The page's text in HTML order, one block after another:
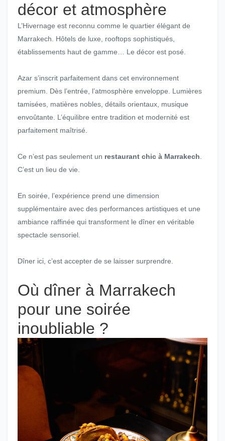
décor et atmosphère
L’Hivernage est reconnu comme le quartier élégant de
Marrakech. Hôtels de luxe, rooftops sophistiqués,
établissements haut de gamme… Le décor est posé.
Azar s’inscrit parfaitement dans cet environnement
premium. Dès l’entrée, l’atmosphère enveloppe. Lumières
tamisées, matières nobles, détails orientaux, musique
envoûtante. L’équilibre entre tradition et modernité est
parfaitement maîtrisé.
Ce n’est pas seulement un restaurant chic à Marrakech
C’est un lieu de vie.
En soirée, l’expérience prend une dimension
supplémentaire avec des performances artistiques et une
ambiance raffinée qui transforment le dîner en véritable
spectacle sensoriel.
Dîner ici, c’est accepter de se laisser surprendre.
Où dîner à Marrakech
pour une soirée
inoubliable ?